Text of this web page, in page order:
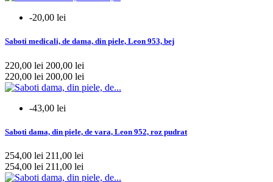
lei
Vezi produsele493
-20,00 lei
Saboti medicali, de dama, din piele, Leon 953, bej
220,00 lei 200,00 lei
220,00 lei 200,00 lei
-43,00 lei
Saboti dama, din piele, de vara, Leon 952, roz pudrat
254,00 lei 211,00 lei
254,00 lei 211,00 lei